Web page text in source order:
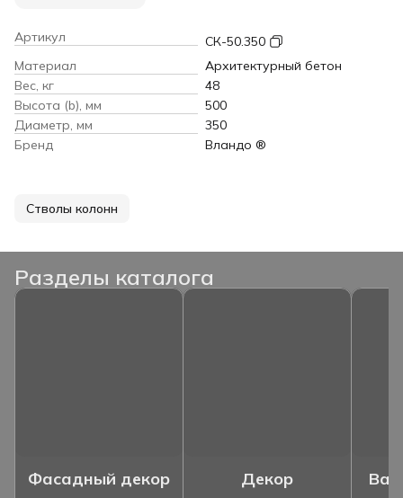
Артикул
СК-50.350
Материал
Архитектурный бетон
Вес, кг
48
Высота (b), мм
500
Диаметр, мм
350
Бренд
Вландо ®
Стволы колонн
Разделы каталога
Фасадный декор Декор